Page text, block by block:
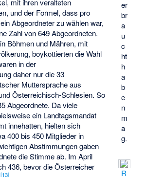
er
br
a
u
c
ht
h
a
b
e
n
m
a
g.
R
, mit ihren veralteten
und der Formel, dass pro
Abgeordneter zu wählen war,
Zahl von 649 Abgeordneten.
Böhmen und Mähren, mit
boykottierten die Wahl
in der
daher nur die 33
Muttersprache aus
Österreichisch-Schlesien. So
Abgeordnete. Da viele
ein Landtagsmandat
innehatten, hielten sich
400 bis 450 Mitglieder in
Abstimmungen gaben
die Stimme ab. Im April
436, bevor die Österreicher
[13]